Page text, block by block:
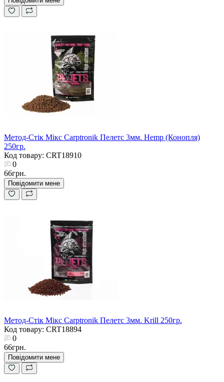
Метод-Стік Мікс Carptronik Пелетс 3мм. Hemp (Конопля)
250гр.
Код товару: CRT18910
0
66грн.
Повідомити мене
Метод-Стік Мікс Carptronik Пелетс 3мм. Krill 250гр.
Код товару: CRT18894
0
66грн.
Повідомити мене